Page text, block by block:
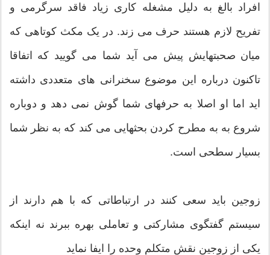
افراد بالغ به دلیل مشغله کاری زیاد فاقد سرگرمی و
تفریح لازم هستند حرف می زند. در یک مکث کوتاهی که
میان صحبتهایش پیش می آید شما می گویید که اتفاقا
تاکنون درباره این موضوع سخنرانی های متعددی داشته
اید اما او اصلا به حرفهای شما گوش نمی دهد و دوباره
شروع به به مطرح کردن بحثهایی می کند که به نظر شما
بسیار سطحی است.
زوجین باید سعی کنند در ارتباطاتی که با هم دارند از
سیستم گفتگوی مشارکتی و تعاملی بهره ببرند نه اینکه
یکی از زوجین نقش متکلم وحده را ایفا نماید